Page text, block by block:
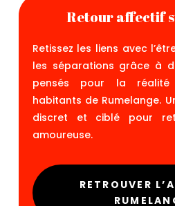
Retour affectif
Retissez les liens avec
les séparations grâce à
pensés pour la réalité
habitants de Rumelange.
discret et ciblé pour
amoureuse.
RETROUVER